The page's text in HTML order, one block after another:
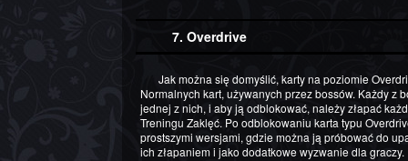
7. Overdrive
Jak można się domyślić, karty na poziomie Overdrive to „podkręcone”, trudniejsze wersje jednej z
Normalnych kart, używanych przez bossów. Każdy z
jednej z nich, i aby ją odblokować, należy złapać
Treningu Zaklęć. Po odblokowaniu karta typu
prostszymi wersjami, gdzie można ją próbować do
ich złapaniem i jako dodatkowe wyzwanie dla